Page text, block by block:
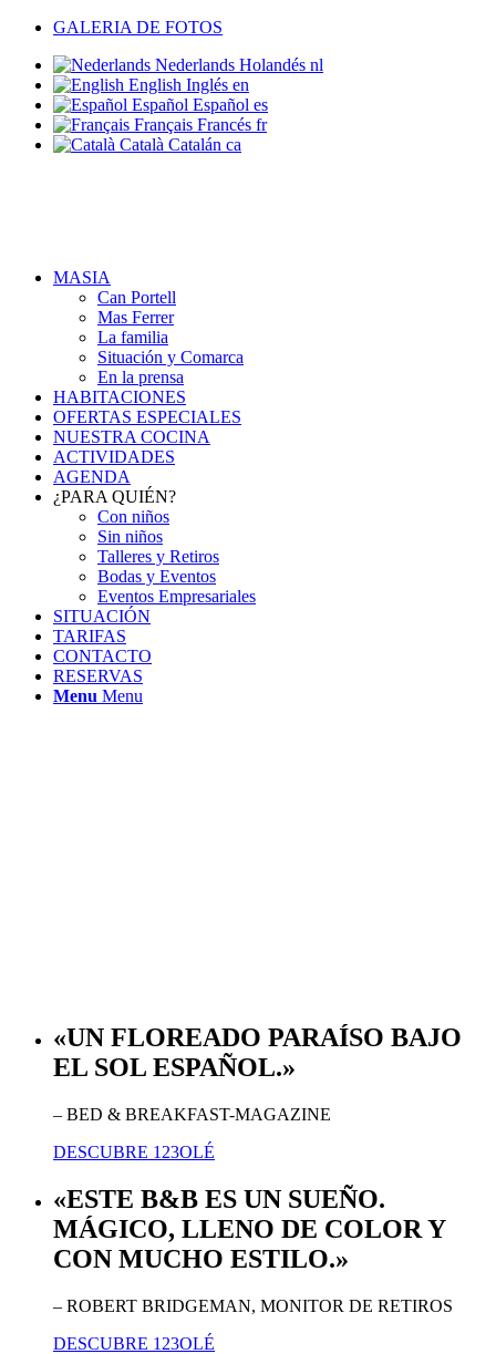
GALERIA DE FOTOS
Nederlands Holandés nl
English Inglés en
Español Español es
Français Francés fr
Català Catalán ca
MASIA
Can Portell
Mas Ferrer
La familia
Situación y Comarca
En la prensa
HABITACIONES
OFERTAS ESPECIALES
NUESTRA COCINA
ACTIVIDADES
AGENDA
¿PARA QUIÉN?
Con niños
Sin niños
Talleres y Retiros
Bodas y Eventos
Eventos Empresariales
SITUACIÓN
TARIFAS
CONTACTO
RESERVAS
Menu Menu
«UN FLOREADO PARAÍSO BAJO
EL SOL ESPAÑOL.»
– BED & BREAKFAST-MAGAZINE
DESCUBRE 123OLÉ
«ESTE B&B ES UN SUEÑO.
MÁGICO, LLENO DE COLOR Y
CON MUCHO ESTILO.»
– ROBERT BRIDGEMAN, MONITOR DE RETIROS
DESCUBRE 123OLÉ